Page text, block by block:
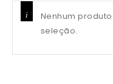
Nenhum
seleção.